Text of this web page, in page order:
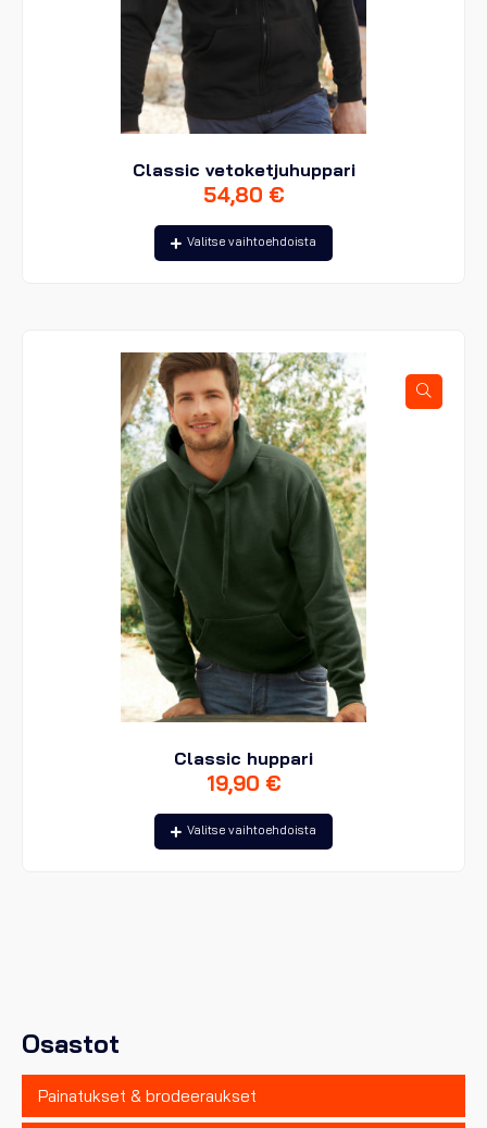
Osastot
Painatukset & brodeeraukset
Classic vetoketjuhuppari
54,80 €
Valitse vaihtoehdoista
Tällä
tuotteella
Voit
tehdä
valinnat
tuotteen
sivulla.
Classic huppari
19,90 €
Valitse vaihtoehdoista
Tällä
tuotteella